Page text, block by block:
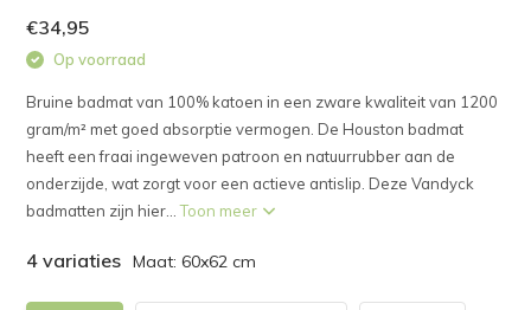
€34,95
Op voorraad
Bruine badmat van 100% katoen in een zware kwaliteit van 1200
gram/m² met goed absorptie vermogen. De Houston badmat
heeft een fraai ingeweven patroon en natuurrubber aan de
onderzijde, wat zorgt voor een actieve antislip. Deze Vandyck
badmatten zijn hier...Toon meer
4 variaties Maat: 60x62 cm